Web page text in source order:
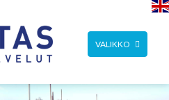
TOGGLE
NAVIGATION
VALIKKO